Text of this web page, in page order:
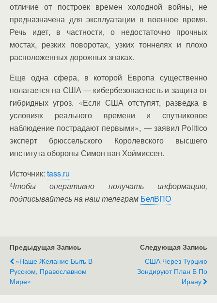
отличие от построек времен холодной войны, не
предназначена для эксплуатации в военное время.
Речь идет, в частности, о недостаточно прочных
мостах, резких поворотах, узких тоннелях и плохо
расположенных дорожных знаках.
Еще одна сфера, в которой Европа существенно
полагается на США — кибербезопасность и защита от
гибридных угроз. «Если США отступят, разведка в
условиях реального времени и спутниковое
наблюдение пострадают первыми», — заявил Politico
эксперт брюссельского Королевского высшего
института обороны Симон ван Хоймиссен.
Источник: tass.ru
Чтобы оперативно получать информацию,
подписывайтесь на наш телеграм БелВПО
Предыдущая Запись
«Наше Желание Быть В
Русском, Православном
Мире»
Следующая Запись
США Через Турцию
Зондируют План Б По
Ирану